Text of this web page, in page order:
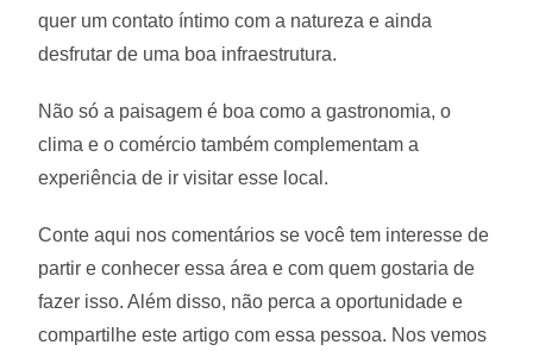
quer um contato íntimo com a natureza e ainda
desfrutar de uma boa infraestrutura.
Não só a paisagem é boa como a gastronomia, o
clima e o comércio também complementam a
experiência de ir visitar esse local.
Conte aqui nos comentários se você tem interesse de
partir e conhecer essa área e com quem gostaria de
fazer isso. Além disso, não perca a oportunidade e
compartilhe este artigo com essa pessoa. Nos vemos